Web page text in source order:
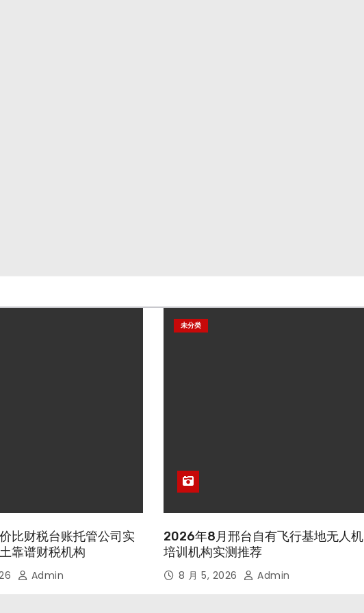
比财税台账托管公司实
靠谱财税机构
Admin
未分类
2026年8月邢台自有飞行基地无人机
培训机构实测推荐
8 月 5, 2026 Admin